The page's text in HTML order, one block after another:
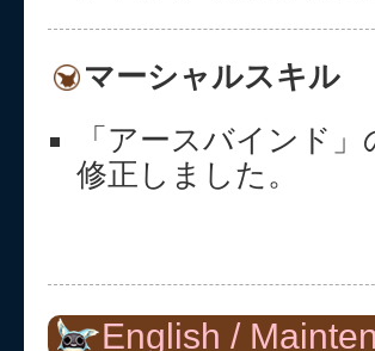
マーシャルスキル
「アースバインド
修正しました。
English /